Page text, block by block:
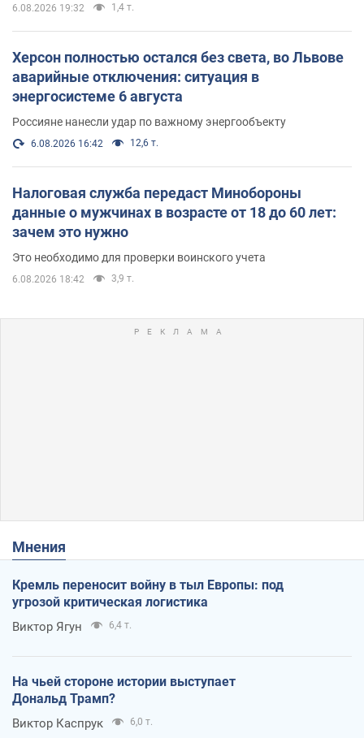
6.08.2026 19:32 1,4 т.
Херсон полностью остался без света, во Львове
аварийные отключения: ситуация в
энергосистеме 6 августа
Россияне нанесли удар по важному энергообъекту
6.08.2026 16:42 12,6 т.
Налоговая служба передаст Минобороны
данные о мужчинах в возрасте от 18 до 60 лет:
зачем это нужно
Это необходимо для проверки воинского учета
6.08.2026 18:42 3,9 т.
Мнения
Кремль переносит войну в тыл Европы: под
угрозой критическая логистика
Виктор Ягун 6,4 т.
На чьей стороне истории выступает
Дональд Трамп?
Виктор Каспрук 6,0 т.